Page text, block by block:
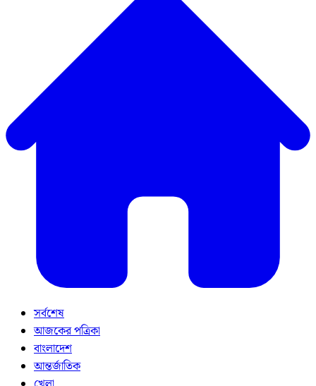
সর্বশেষ
আজকের পত্রিকা
বাংলাদেশ
আন্তর্জাতিক